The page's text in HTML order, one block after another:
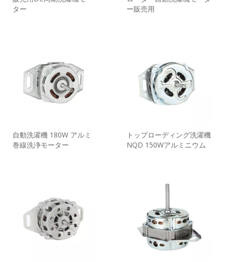
ター
ー販売用
自動洗濯機 180W アルミ
巻線洗浄モーター
トップローディング洗濯機
NQD 150Wアルミニウム